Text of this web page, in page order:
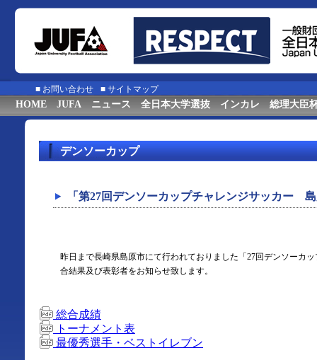
■ お問い合わせ ■ サイトマップ
HOME JUFA ニュース 全日本大学選抜 インカレ 総理大臣
デンソーカップ
「第27回デンソーカップチャレンジサッカー
昨日まで長崎県島原市にて行われておりました「27回デンソーカ
合結果及び表彰者をお知らせ致します。
総合成績
トーナメント表
最優秀選手・ベストイレブン